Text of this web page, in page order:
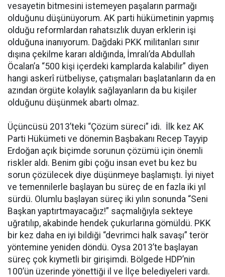
vesayetin bitmesini istemeyen paşaların parmağı
olduğunu düşünüyorum. AK parti hükümetinin yapmış
olduğu reformlardan rahatsızlık duyan erklerin işi
olduğuna inanıyorum. Dağdaki PKK militanları sınır
dışına çekilme kararı aldığında, İmralı’da Abdullah
Öcalan’a “500 kişi içerdeki kamplarda kalabilir” diyen
hangi askerî rütbeliyse, çatışmaları başlatanların da en
azından örgüte kolaylık sağlayanların da bu kişiler
olduğunu düşünmek abartı olmaz.
Üçüncüsü 2013’teki “Çözüm süreci” idi. İlk kez AK
Parti Hükümeti ve dönemin Başbakanı Recep Tayyip
Erdoğan açık biçimde sorunun çözümü için önemli
riskler aldı. Benim gibi çoğu insan evet bu kez bu
sorun çözülecek diye düşünmeye başlamıştı. İyi niyet
ve temennilerle başlayan bu süreç de en fazla iki yıl
sürdü. Olumlu başlayan süreç iki yılın sonunda “Seni
Başkan yaptırtmayacağız!” saçmalığıyla sekteye
uğratılıp, akabinde hendek çukurlarına gömüldü. PKK
bir kez daha en iyi bildiği “devrimci halk savaşı” terör
yöntemine yeniden döndü. Oysa 2013’te başlayan
süreç çok kıymetli bir girişimdi. Bölgede HDP’nin
100’ün üzerinde yönettiği il ve İlçe belediyeleri vardı.